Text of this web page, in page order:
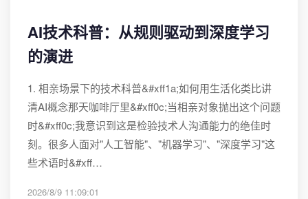
AI技术科普：从规则驱动到深度学习
的演进
1. 相亲场景下的技术科普&#xff1a;如何用生活化类比讲
清AI概念那天咖啡厅里&#xff0c;当相亲对象抛出这个问题
时&#xff0c;我意识到这是检验技术人沟通能力的绝佳时
刻。很多人面对"人工智能"、"机器学习"、"深度学习"这
些术语时&#xff…
2026/8/9 11:09:01